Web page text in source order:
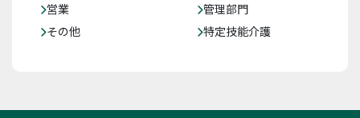
営業
管理部門
その他
特定技能介護